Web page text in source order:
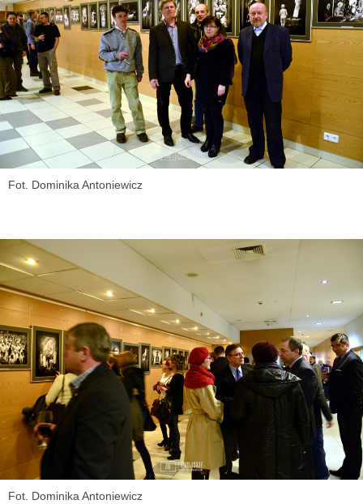
Fot. Dominika Antoniewicz
Fot. Dominika Antoniewicz